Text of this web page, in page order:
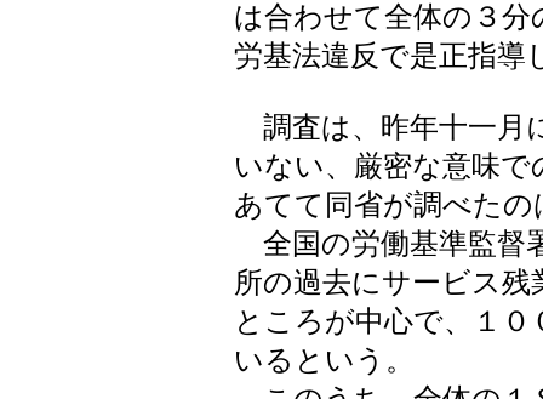
は合わせて全体の３分
労基法違反で是正指導
調査は、昨年十一月
いない、厳密な意味
あてて同省が調べたの
全国の労働基準監督
所の過去にサービス
ところが中心で、１
いるという。